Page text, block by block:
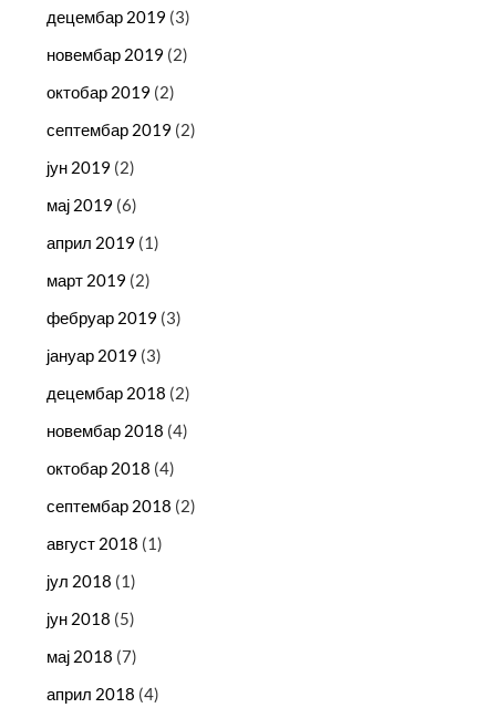
децембар 2019 (3)
новембар 2019 (2)
октобар 2019 (2)
септембар 2019 (2)
јун 2019 (2)
мај 2019 (6)
април 2019 (1)
март 2019 (2)
фебруар 2019 (3)
јануар 2019 (3)
децембар 2018 (2)
новембар 2018 (4)
октобар 2018 (4)
септембар 2018 (2)
август 2018 (1)
јул 2018 (1)
јун 2018 (5)
мај 2018 (7)
април 2018 (4)